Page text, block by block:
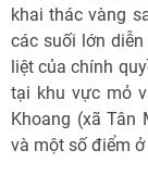
khai thác vàng
các suối lớn
liệt của chính
tại khu vực mỏ
Khoang (xã Tân
và một số điểm ở